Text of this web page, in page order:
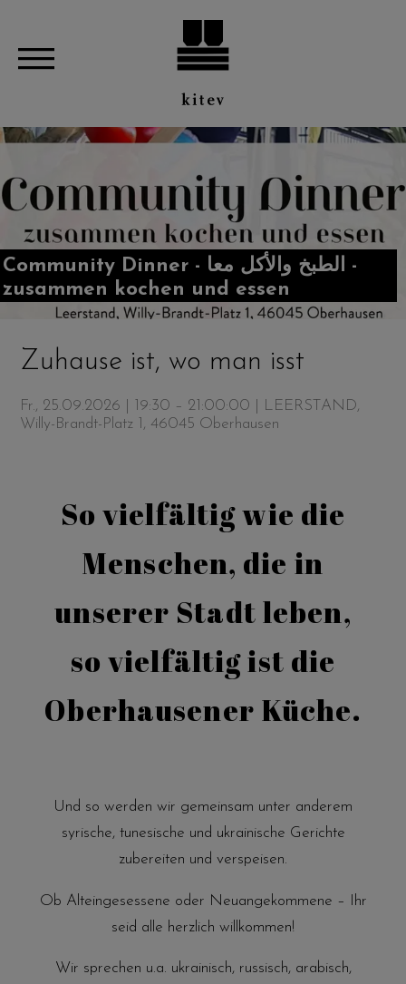
Community Dinner - الطبخ والأكل معا -
zusammen kochen und essen
Zuhause ist, wo man isst
Fr., 25.09.2026 | 19:30 – 21:00:00 | LEERSTAND,
Willy-Brandt-Platz 1, 46045 Oberhausen
So vielfältig wie die
Menschen, die in
unserer Stadt leben,
so vielfältig ist die
Oberhausener Küche.
Und so werden wir gemeinsam unter anderem
syrische, tunesische und ukrainische Gerichte
zubereiten und verspeisen.
Ob Alteingesessene oder Neuangekommene – Ihr
seid alle herzlich willkommen!
Wir sprechen u.a. ukrainisch, russisch, arabisch,